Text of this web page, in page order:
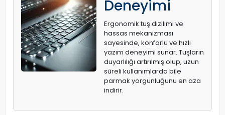
Deneyimi
Ergonomik tuş dizilimi ve
hassas mekanizması
sayesinde, konforlu ve hızlı
yazım deneyimi sunar. Tuşların
duyarlılığı artırılmış olup, uzun
süreli kullanımlarda bile
parmak yorgunluğunu en aza
indirir.